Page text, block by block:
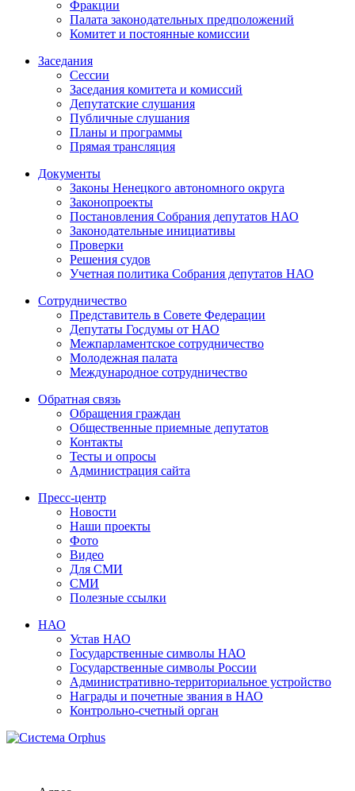
Фракции
Палата законодательных предположений
Комитет и постоянные комиссии
Заседания
Сессии
Заседания комитета и комиссий
Депутатские слушания
Публичные слушания
Планы и программы
Прямая трансляция
Документы
Законы Ненецкого автономного округа
Законопроекты
Постановления Собрания депутатов НАО
Законодательные инициативы
Проверки
Решения судов
Учетная политика Собрания депутатов НАО
Сотрудничество
Представитель в Совете Федерации
Депутаты Госдумы от НАО
Межпарламентское сотрудничество
Молодежная палата
Международное сотрудничество
Обратная cвязь
Обращения граждан
Общественные приемные депутатов
Контакты
Тесты и опросы
Администрация сайта
Пресс-центр
Новости
Наши проекты
Фото
Видео
Для СМИ
СМИ
Полезные ссылки
НАО
Устав НАО
Государственные символы НАО
Государственные символы России
Административно-территориальное устройство
Награды и почетные звания в НАО
Контрольно-счетный орган